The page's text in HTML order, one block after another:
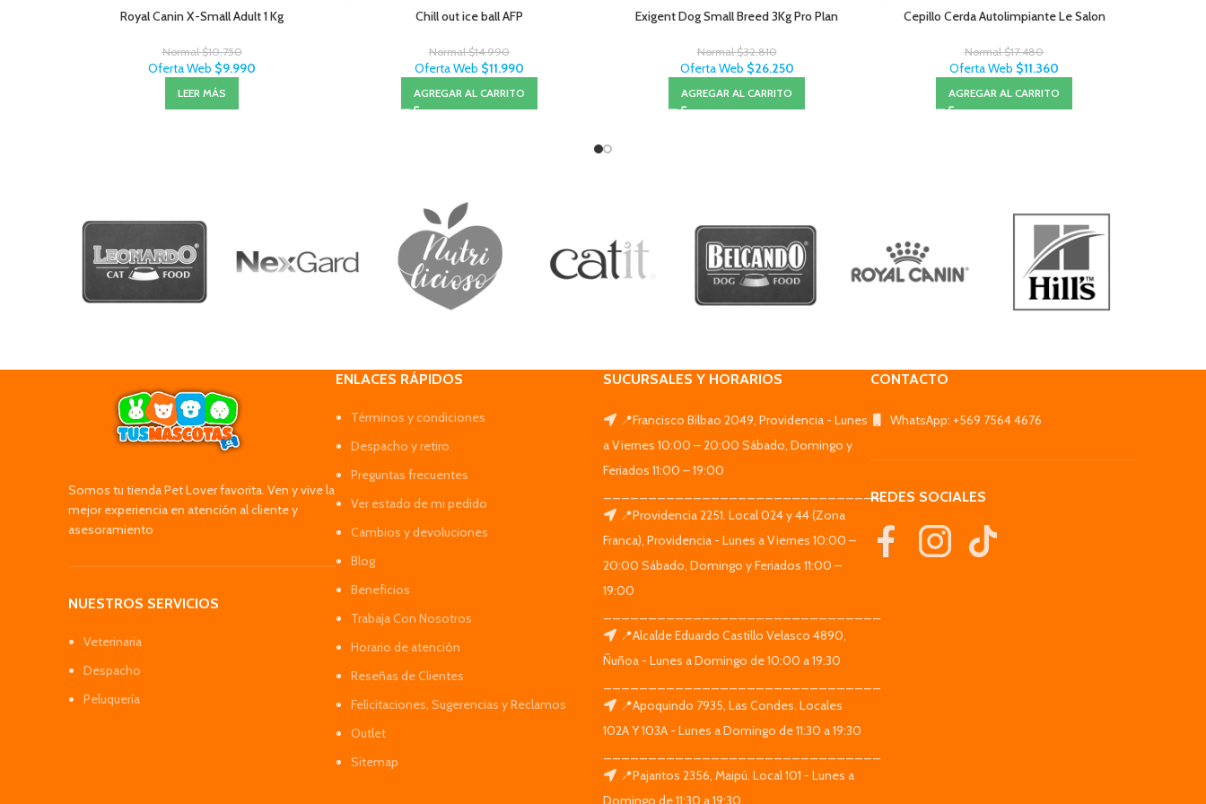
Royal Canin X-Small Adult 1 Kg
Normal$10.750
Oferta Web $9.990
LEER MÁS
Chill out ice ball AFP
Normal$14.990
Oferta Web $11.990
AGREGAR AL CARRITO
Exigent Dog Small Breed 3Kg Pro Plan
Normal$32.810
Oferta Web $26.250
AGREGAR AL CARRITO
Cepillo Cerda Autolimpiante Le Salon
Normal$17.480
Oferta Web $11.360
AGREGAR AL CARRITO
Somos tu tienda Pet Lover favorita. Ven y vive la
mejor experiencia en atención al cliente y
asesoramiento
NUESTROS SERVICIOS
Veterinaria
Despacho
Peluquería
ENLACES RÁPIDOS
Términos y condiciones
Despacho y retiro
Preguntas frecuentes
Ver estado de mi pedido
Cambios y devoluciones
Blog
Beneficios
Trabaja Con Nosotros
Horario de atención
Reseñas de Clientes
Felicitaciones, Sugerencias y Reclamos
Outlet
Sitemap
SUCURSALES Y HORARIOS
📍Francisco Bilbao 2049, Providencia - Lunes
a Viernes 10:00 – 20:00 Sábado, Domingo y
Feriados 11:00 – 19:00
_______________________________
📍Providencia 2251. Local 024 y 44 (Zona
Franca), Providencia - Lunes a Viernes 10:00 –
20:00 Sábado, Domingo y Feriados 11:00 –
19:00
📍Alcalde Eduardo Castillo Velasco 4890,
Ñuñoa - Lunes a Domingo de 10:00 a 19:30
📍Apoquindo 7935, Las Condes. Locales
102A Y 103A - Lunes a Domingo de 11:30 a 19:30
📍Pajaritos 2356, Maipú. Local 101 - Lunes a
Domingo de 11:30 a 19:30
CONTACTO
WhatsApp: +569 7564 4676
REDES SOCIALES